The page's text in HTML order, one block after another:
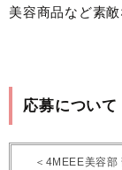
美容商品など素
応募について
＜4MEEE美容部